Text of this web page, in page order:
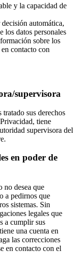
y la capacidad de
automática,
los datos personales
sobre los
contacto con
supervisora
sus derechos
tiene
supervisora del
en poder de
no desea que
a pedirnos que
sistemas. Sin
legales que
a cumplir sus
una cuenta en
las correcciones
en contacto con el